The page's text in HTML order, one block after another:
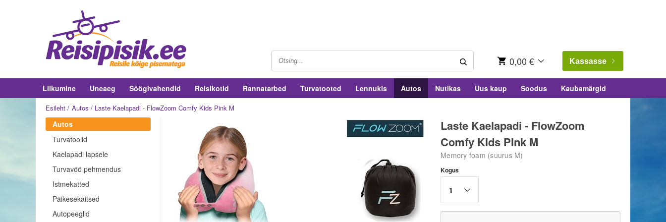
0,00 € Kassasse
Liikumine Uneaeg Söögivahendid Reisikotid Rannatarbed Turvatooted Lennukis Autos Nutikas Uus kaup Soodus Kaubamärgid
Esileht Autos Laste Kaelapadi - FlowZoom Comfy Kids Pink M
Autos
Turvatoolid
Kaelapadi lapsele
Turvavöö pehmendus
Istmekatted
Päikesekaitsed
Autopeeglid
Laste Kaelapadi - FlowZoom
Comfy Kids Pink M
Memory foam (suurus M)
Kogus
1